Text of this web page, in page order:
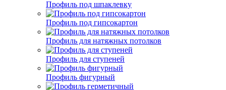
Профиль под шпаклевку
Профиль под гипсокартон
Профиль для натяжных потолков
Профиль для ступеней
Профиль фигурный